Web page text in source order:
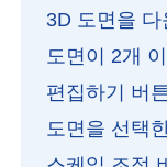
3D 도면을
도면이 2개
편집하기 버
도면을 선택